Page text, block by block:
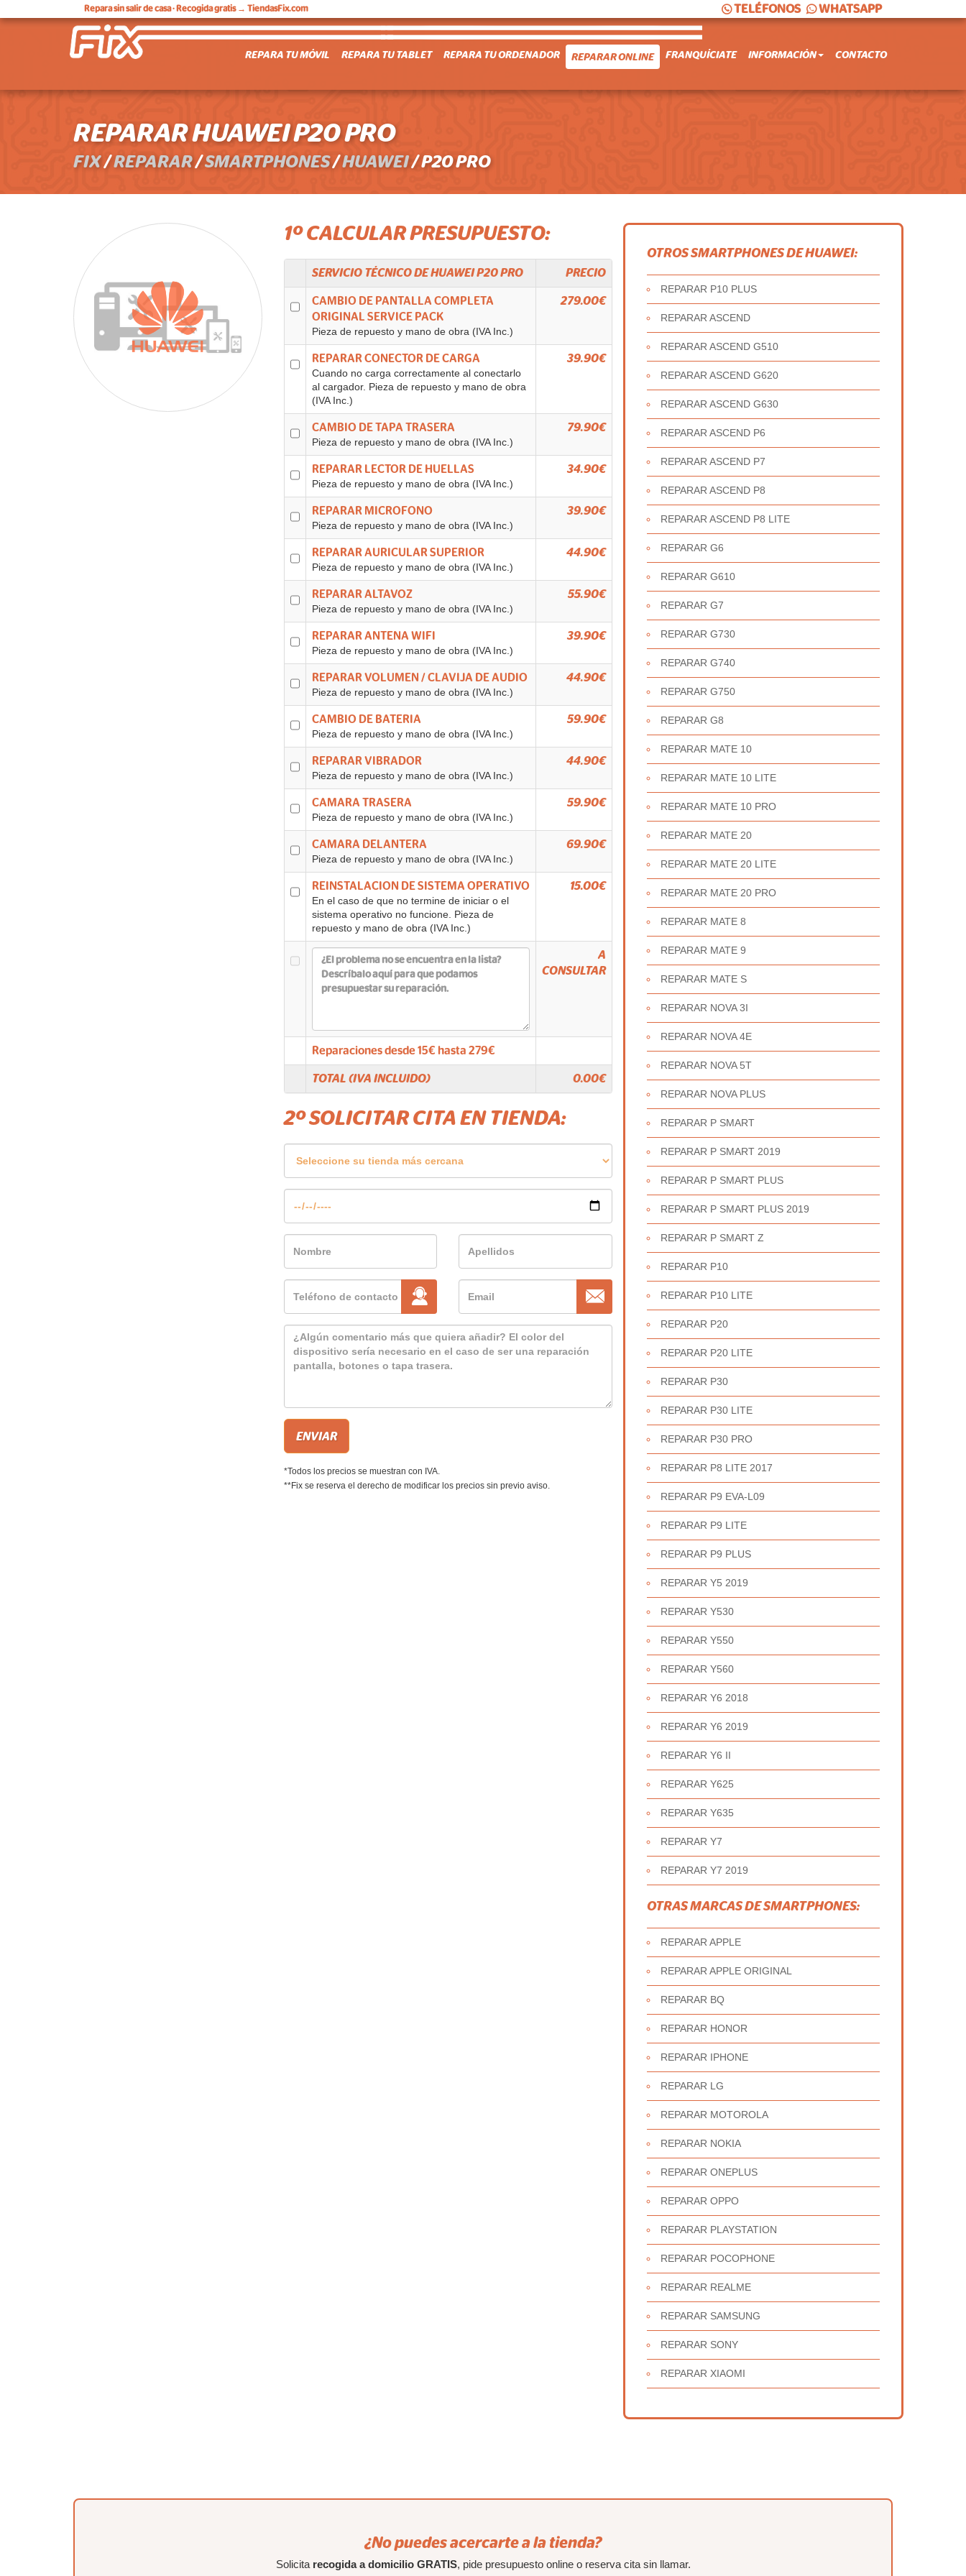
Repara sin salir de casa· Recogida gratis → TiendasFix.com TELÉFONOS WHATSAPP
REPARA TU MÓVIL REPARA TU TABLET REPARA TU ORDENADOR REPARAR ONLINE FRANQUÍCIATE INFORMACIÓN CONTACTO
REPARAR HUAWEI P20 PRO
FIX/REPARAR/SMARTPHONES/HUAWEI/P20 PRO
1º CALCULAR PRESUPUESTO:
SERVICIO TÉCNICO DEHUAWEI P20 PRO PRECIO
CAMBIO DE PANTALLA COMPLETA
ORIGINAL SERVICE PACK
Pieza de repuesto y mano de obra (IVA Inc.)
279.00€
REPARAR CONECTOR DE CARGA
Cuando no carga correctamente al conectarlo
al cargador. Pieza de repuesto y mano de obra
(IVA Inc.)
39.90€
CAMBIO DE TAPA TRASERA
Pieza de repuesto y mano de obra (IVA Inc.)
79.90€
REPARAR LECTOR DE HUELLAS
Pieza de repuesto y mano de obra (IVA Inc.)
34.90€
REPARAR MICROFONO
Pieza de repuesto y mano de obra (IVA Inc.)
39.90€
REPARAR AURICULAR SUPERIOR
Pieza de repuesto y mano de obra (IVA Inc.)
44.90€
REPARAR ALTAVOZ
Pieza de repuesto y mano de obra (IVA Inc.)
55.90€
REPARAR ANTENA WIFI
Pieza de repuesto y mano de obra (IVA Inc.)
39.90€
REPARAR VOLUMEN / CLAVIJA DE AUDIO
Pieza de repuesto y mano de obra (IVA Inc.)
44.90€
CAMBIO DE BATERIA
Pieza de repuesto y mano de obra (IVA Inc.)
59.90€
REPARAR VIBRADOR
Pieza de repuesto y mano de obra (IVA Inc.)
44.90€
CAMARA TRASERA
Pieza de repuesto y mano de obra (IVA Inc.)
59.90€
CAMARA DELANTERA
Pieza de repuesto y mano de obra (IVA Inc.)
69.90€
REINSTALACION DE SISTEMA OPERATIVO
En el caso de que no termine de iniciar o el
sistema operativo no funcione. Pieza de
repuesto y mano de obra (IVA Inc.)
15.00€
A
CONSULTAR
Reparaciones desde15€ hasta 279€
TOTAL (IVA INCLUIDO) 0.00€
2º SOLICITAR CITA EN TIENDA:
*Todos los precios se muestran con IVA.
**Fix se reserva el derecho de modificar los precios sin previo aviso.
OTROS SMARTPHONES DE HUAWEI:
REPARAR P10 PLUS
REPARAR ASCEND
REPARAR ASCEND G510
REPARAR ASCEND G620
REPARAR ASCEND G630
REPARAR ASCEND P6
REPARAR ASCEND P7
REPARAR ASCEND P8
REPARAR ASCEND P8 LITE
REPARAR G6
REPARAR G610
REPARAR G7
REPARAR G730
REPARAR G740
REPARAR G750
REPARAR G8
REPARAR MATE 10
REPARAR MATE 10 LITE
REPARAR MATE 10 PRO
REPARAR MATE 20
REPARAR MATE 20 LITE
REPARAR MATE 20 PRO
REPARAR MATE 8
REPARAR MATE 9
REPARAR MATE S
REPARAR NOVA 3I
REPARAR NOVA 4E
REPARAR NOVA 5T
REPARAR NOVA PLUS
REPARAR P SMART
REPARAR P SMART 2019
REPARAR P SMART PLUS
REPARAR P SMART PLUS 2019
REPARAR P SMART Z
REPARAR P10
REPARAR P10 LITE
REPARAR P20
REPARAR P20 LITE
REPARAR P30
REPARAR P30 LITE
REPARAR P30 PRO
REPARAR P8 LITE 2017
REPARAR P9 EVA-L09
REPARAR P9 LITE
REPARAR P9 PLUS
REPARAR Y5 2019
REPARAR Y530
REPARAR Y550
REPARAR Y560
REPARAR Y6 2018
REPARAR Y6 2019
REPARAR Y6 II
REPARAR Y625
REPARAR Y635
REPARAR Y7
REPARAR Y7 2019
OTRAS MARCAS DE SMARTPHONES:
REPARAR APPLE
REPARAR APPLE ORIGINAL
REPARAR BQ
REPARAR HONOR
REPARAR IPHONE
REPARAR LG
REPARAR MOTOROLA
REPARAR NOKIA
REPARAR ONEPLUS
REPARAR OPPO
REPARAR PLAYSTATION
REPARAR POCOPHONE
REPARAR REALME
REPARAR SAMSUNG
REPARAR SONY
REPARAR XIAOMI
¿No puedes acercarte a la tienda?
Solicita recogida a domicilio GRATIS, pide presupuesto online o reserva cita sin llamar.